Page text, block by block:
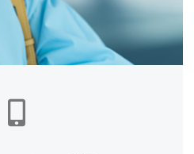
の契約を交わし、適
せます。
対してご自身の個人